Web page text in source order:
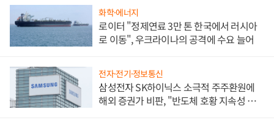
화학·에너지
로이터 "정제연료 3만 톤 한국에서 러시아
로 이동", 우크라이나의 공격에 수요 늘어
전자·전기·정보통신
삼성전자 SK하이닉스 소극적 주주환원에
해외 증권가 비판, "반도체 호황 지속성 의